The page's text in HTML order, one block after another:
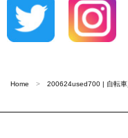
Home 200624used700 | 自転車